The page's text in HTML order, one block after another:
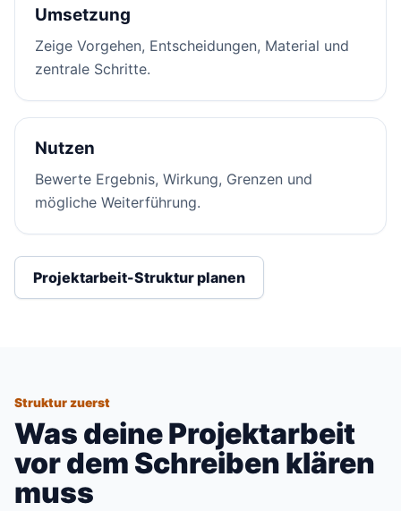
Umsetzung
Zeige Vorgehen, Entscheidungen, Material und
zentrale Schritte.
Nutzen
Bewerte Ergebnis, Wirkung, Grenzen und
mögliche Weiterführung.
Projektarbeit-Struktur planen
Struktur zuerst
Was deine Projektarbeit
vor dem Schreiben klären
muss